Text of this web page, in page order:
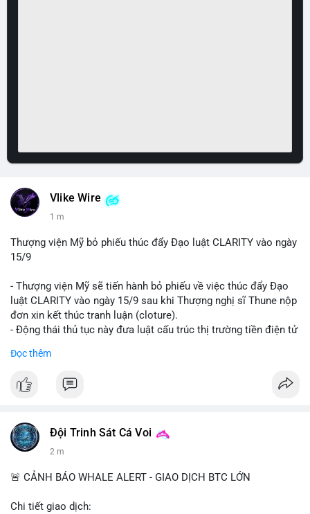
Vlike Wire
1 m
Thượng viện Mỹ bỏ phiếu thúc đẩy Đạo luật CLARITY vào ngày
15/9
- Thượng viện Mỹ sẽ tiến hành bỏ phiếu về việc thúc đẩy Đạo
luật CLARITY vào ngày 15/9 sau khi Thượng nghị sĩ Thune nộp
đơn xin kết thúc tranh luận (cloture).
- Động thái thủ tục này đưa luật cấu trúc thị trường tiền điện tử
các điều khoản liên quan đến đạo đức và stablecoin.
rõ ràng cho thị trường tiền điện tử tại Mỹ.
#cryptoregulation #stablecoin
Đọc thêm
Đội Trinh Sát Cá Voi
2 m
🚨 CẢNH BÁO WHALE ALERT - GIAO DỊCH BTC LỚN
Chi tiết giao dịch: